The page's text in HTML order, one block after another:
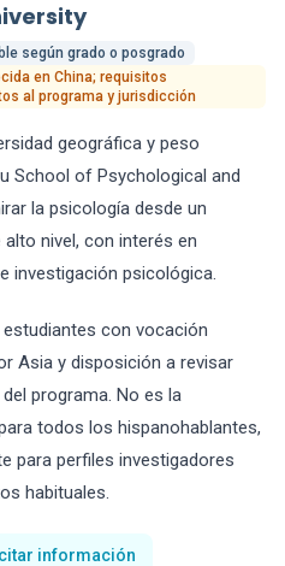
según grado o posgrado
en China; requisitos
al programa y jurisdicción
geográfica y peso
School of Psychological and
la psicología desde un
nivel, con interés en
investigación psicológica.
con vocación
Asia y disposición a revisar
programa. No es la
todos los hispanohablantes,
para perfiles investigadores
habituales.
información